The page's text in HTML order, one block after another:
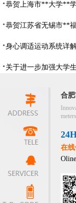
合
在线